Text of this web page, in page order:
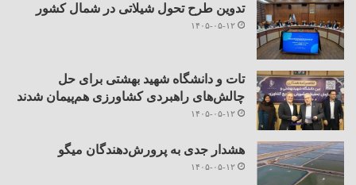
تدوین طرح تحول شیلاتی در شمال کشور
۱۴۰۵-۰۵-۱۲
تات و دانشگاه شهید بهشتی برای حل
چالش‌های راهبردی کشاورزی هم‌پیمان شدند
۱۴۰۵-۰۵-۱۲
هشدار جدی به پرورش‌دهندگان میگو
۱۴۰۵-۰۵-۱۲